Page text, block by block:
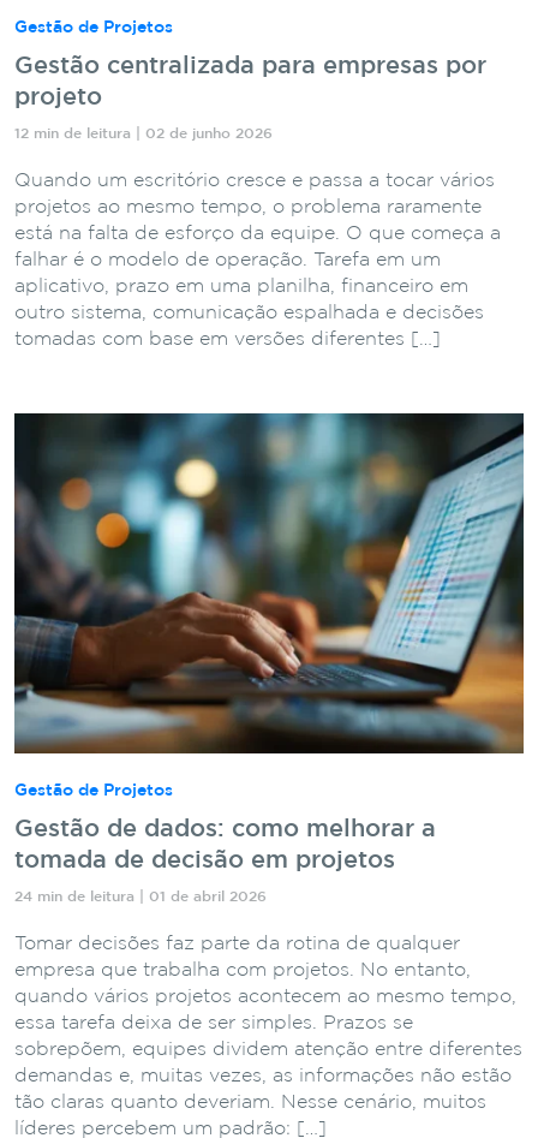
Gestão de Projetos
Gestão centralizada para empresas por
projeto
12 min de leitura | 02 de junho 2026
Quando um escritório cresce e passa a tocar vários
projetos ao mesmo tempo, o problema raramente
está na falta de esforço da equipe. O que começa a
falhar é o modelo de operação. Tarefa em um
aplicativo, prazo em uma planilha, financeiro em
outro sistema, comunicação espalhada e decisões
tomadas com base em versões diferentes […]
Gestão de Projetos
Gestão de dados: como melhorar a
tomada de decisão em projetos
24 min de leitura | 01 de abril 2026
Tomar decisões faz parte da rotina de qualquer
empresa que trabalha com projetos. No entanto,
quando vários projetos acontecem ao mesmo tempo,
essa tarefa deixa de ser simples. Prazos se
sobrepõem, equipes dividem atenção entre diferentes
demandas e, muitas vezes, as informações não estão
tão claras quanto deveriam. Nesse cenário, muitos
líderes percebem um padrão: […]